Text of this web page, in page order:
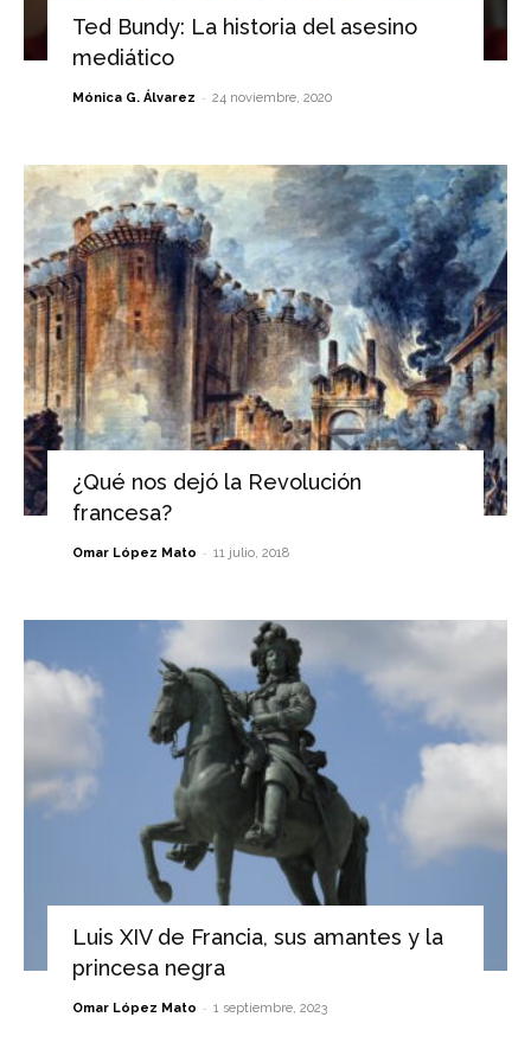
Ted Bundy: La historia del asesino
mediático
Mónica G. Álvarez - 24 noviembre, 2020
¿Qué nos dejó la Revolución
francesa?
Omar López Mato - 11 julio, 2018
Luis XIV de Francia, sus amantes y la
princesa negra
Omar López Mato - 1 septiembre, 2023